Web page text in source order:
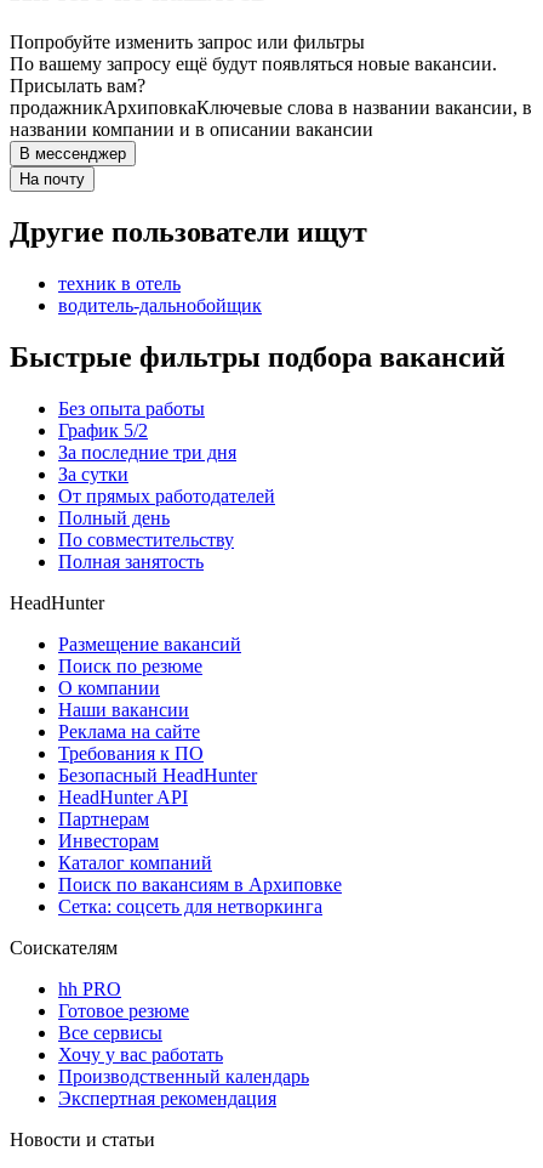
Попробуйте изменить запрос или фильтры
По вашему запросу ещё будут появляться новые вакансии.
Присылать вам?
продажникАрхиповкаКлючевые слова в названии вакансии, в
названии компании и в описании вакансии
В мессенджер
На почту
Другие пользователи ищут
техник в отель
водитель-дальнобойщик
Быстрые фильтры подбора вакансий
Без опыта работы
График 5/2
За последние три дня
За сутки
От прямых работодателей
Полный день
По совместительству
Полная занятость
HeadHunter
Размещение вакансий
Поиск по резюме
О компании
Наши вакансии
Реклама на сайте
Требования к ПО
Безопасный HeadHunter
HeadHunter API
Партнерам
Инвесторам
Каталог компаний
Поиск по вакансиям в Архиповке
Сетка: соцсеть для нетворкинга
Соискателям
hh PRO
Готовое резюме
Все сервисы
Хочу у вас работать
Производственный календарь
Экспертная рекомендация
Новости и статьи